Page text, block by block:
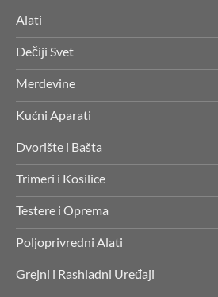
Alati
Dečiji Svet
Merdevine
Kućni Aparati
Dvorište i Bašta
Trimeri i Kosilice
Testere i Oprema
Poljoprivredni Alati
Grejni i Rashladni Uređaji